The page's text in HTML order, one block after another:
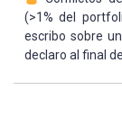
(>1% del
escribo sobre
declaro al final